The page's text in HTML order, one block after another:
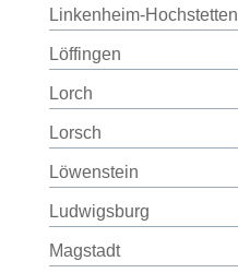
Linkenheim-Hochstetten
Löffingen
Lorch
Lorsch
Löwenstein
Ludwigsburg
Magstadt